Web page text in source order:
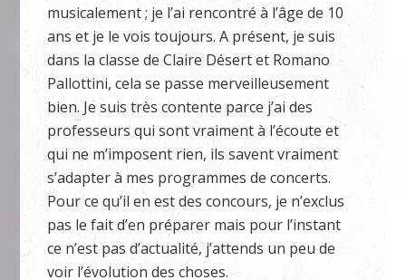
musicalement ; je l’ai rencontré à l’âge de 10
ans et je le vois toujours. A présent, je suis
dans la classe de Claire Désert et Romano
Pallottini, cela se passe merveilleusement
bien. Je suis très contente parce j’ai des
professeurs qui sont vraiment à l’écoute et
qui ne m’imposent rien, ils savent vraiment
s’adapter à mes programmes de concerts.
Pour ce qu’il en est des concours, je n’exclus
pas le fait d’en préparer mais pour l’instant
ce n’est pas d’actualité, j’attends un peu de
voir l’évolution des choses.